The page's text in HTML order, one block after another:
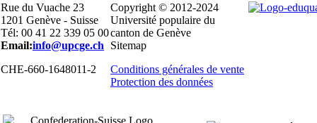
Rue du Vuache 23
1201 Genève - Suisse
Tél: 00 41 22 339 05 00
Email:info@upcge.ch
CHE-660-1648011-2
Copyright © 2012-2024
Université populaire du
canton de Genève
Sitemap
Conditions générales de vente
Protection des données